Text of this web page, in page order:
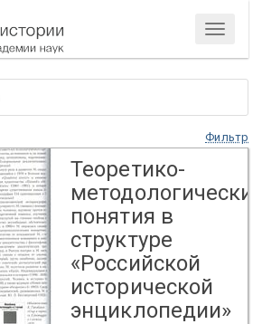
Меню
Фильтр
Теоретико-
понятия в
структуре
«Российской
исторической
энциклопедии»